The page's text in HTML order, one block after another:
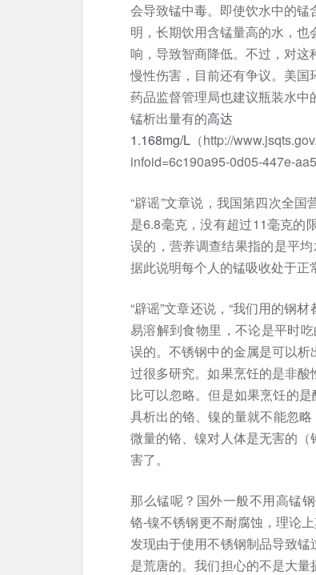
会导致锰中毒。即使饮水中的
明，长期饮用含锰量高的水，
响，导致智商降低。不过，对
慢性伤害，目前还有争议。美
药品监督管理局也建议瓶装水
锰析出量有的高达
1.168mg/L （http://
infoid=6c190a95-0d05-447e-
“辟谣”文章说，我国第四次全
是6.8毫克，没有超过11毫克的
误的，营养调查结果指的是平
据此说明每个人的锰吸收处于正
“辟谣”文章还说，“我们用的钢
易溶解到食物里，不论是平时
误的。不锈钢中的金属是可以
过很多研究。如果烹饪的是非
比可以忽略。但是如果烹饪的
具析出的铬、镍的量就不能忽略
微量的铬、镍对人体是无害的
害了。
那么锰呢？国外一般不用高锰
铬-镍不锈钢更不耐腐蚀，理论
发现由于使用不锈钢制品导致
是荒唐的。我们担心的不是大